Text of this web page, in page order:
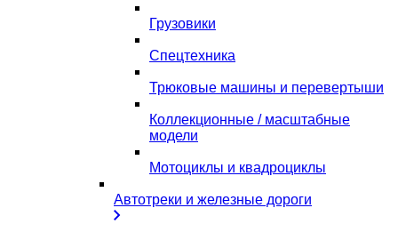
Грузовики
Спецтехника
Трюковые машины и перевертыши
Коллекционные / масштабные
модели
Мотоциклы и квадроциклы
Автотреки и железные дороги